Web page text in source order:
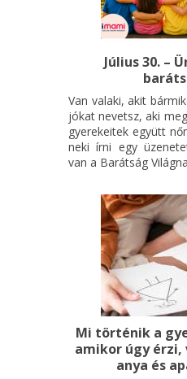
Július 30. –
Van valaki, akit
jókat nevetsz, aki
gyerekeitek együtt
neki írni egy
van a Barátság
Mi történik a
amikor úgy
anya és